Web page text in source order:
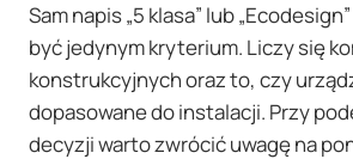
Sam napis „5 klasa” lub
być jedynym kryterium. Liczy się
konstrukcyjnych oraz to, czy
dopasowane do instalacji. Przy
decyzji warto zwrócić uwagę na